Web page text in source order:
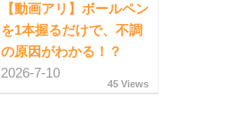
【動画アリ】ボールペン
を1本握るだけで、不調
の原因がわかる！？
2026-7-10
45 Views